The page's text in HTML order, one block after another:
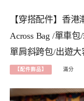
【穿搭配件】香
Across Bag /單車
單肩斜跨包/出遊
【配件飾品】 滿分